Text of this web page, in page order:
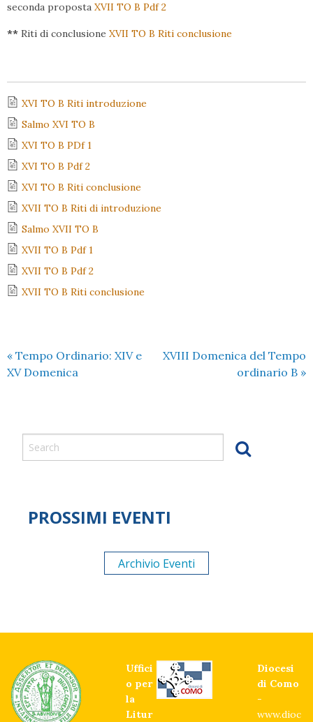
seconda proposta XVII TO B Pdf 2
** Riti di conclusione XVII TO B Riti conclusione
XVI TO B Riti introduzione
Salmo XVI TO B
XVI TO B PDf 1
XVI TO B Pdf 2
XVI TO B Riti conclusione
XVII TO B Riti di introduzione
Salmo XVII TO B
XVII TO B Pdf 1
XVII TO B Pdf 2
XVII TO B Riti conclusione
« Tempo Ordinario: XIV e
XV Domenica
XVIII Domenica del Tempo
ordinario B »
PROSSIMI EVENTI
Archivio Eventi
Uffici
o per
la
Litur
Diocesi
di Como
-
www.dioc